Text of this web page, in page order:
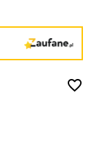
favorite_border